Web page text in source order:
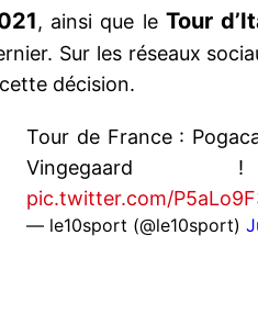
, ainsi que le Tour
Sur les réseaux
décision.
Tour de France :
pic.twitter.com/
— le10sport (@le10sport)